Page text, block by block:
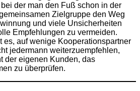
der man den Fuß schon in der
Zielgruppe den Weg
und viele Unsicherheiten
Empfehlungen zu vermeiden.
es, auf wenige Kooperationspartner
jedermann weiterzuempfehlen,
der eigenen Kunden, das
zu überprüfen.